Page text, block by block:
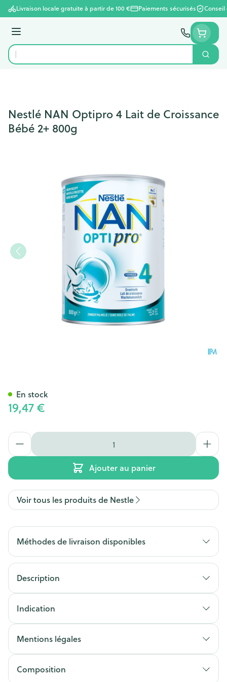
Aller au contenu
Livraison locale gratuite à partir de 100 € Paiements sécurisés
Menu
Rechercher
Nestlé NAN Optipro 4 Lait de Croissance
Bébé 2+ 800g
19,47 €
Quantité
Ajouter au panier
En stock
Voir tous les produits de Nestle
Méthodes de livraison disponibles
Description
Indication
Mentions légales
Composition